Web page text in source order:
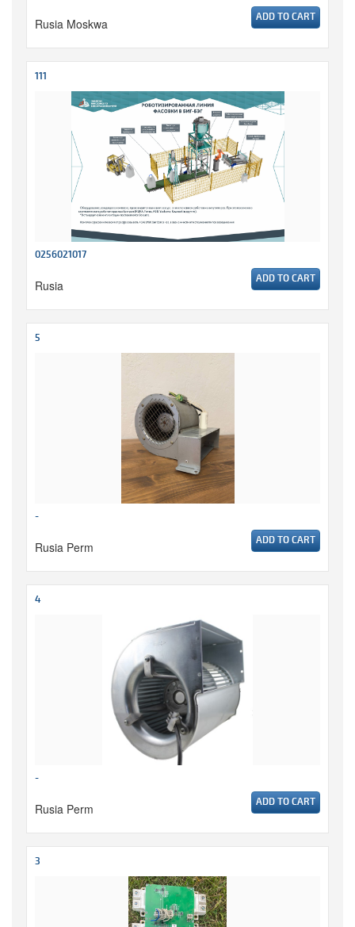
Rusia Moskwa ADD TO CART
111
0256021017
Rusia ADD TO CART
5
-
Rusia Perm ADD TO CART
4
-
Rusia Perm ADD TO CART
3